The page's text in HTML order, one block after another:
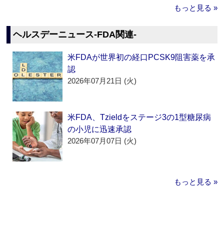
もっと見る »
ヘルスデーニュース‐FDA関連‐
米FDAが世界初の経口PCSK9阻害薬を承
認
2026年07月21日 (火)
米FDA、Tzieldをステージ3の1型糖尿病
の小児に迅速承認
2026年07月07日 (火)
もっと見る »